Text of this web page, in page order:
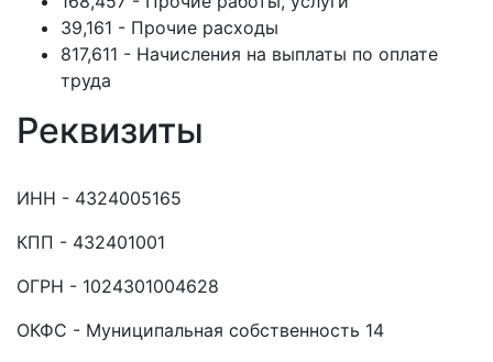
39,161 - Прочие расходы
817,611 - Начисления на выплаты по оплате
труда
Реквизиты
ИНН - 4324005165
КПП - 432401001
ОГРН - 1024301004628
ОКФС - Муниципальная собственность 14